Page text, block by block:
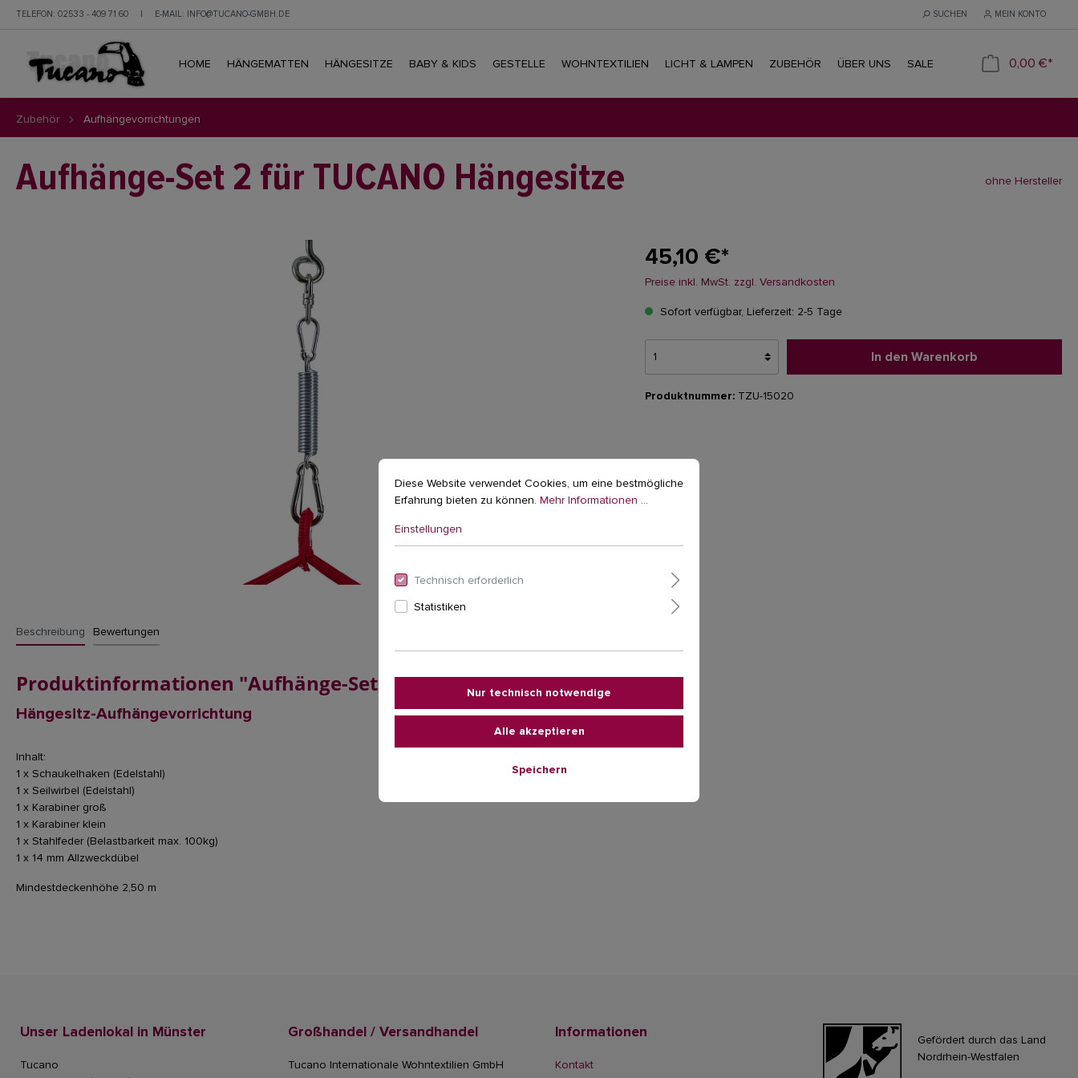
TELEFON: 02533 - 409 71 60 | E-MAIL: INFO@TUCANO-GMBH.DE SUCHEN MEIN KONTO
HOME HÄNGEMATTEN HÄNGESITZE BABY & KIDS GESTELLE WOHNTEXTILIEN LICHT & LAMPEN ZUBEHÖR ÜBER UNS SALE 0,00 €*
Zubehör Aufhängevorrichtungen
Aufhänge-Set 2 für TUCANO Hängesitze ohne Hersteller
45,10 €*
Preise inkl. MwSt. zzgl. Versandkosten
Sofort verfügbar, Lieferzeit: 2-5 Tage
In den Warenkorb
Produktnummer: TZU-15020
Beschreibung Bewertungen
Produktinformationen "Aufhänge-Set 2 für TUCANO Hängesitze"
Hängesitz-Aufhängevorrichtung
Inhalt:
1 x Schaukelhaken (Edelstahl)
1 x Seilwirbel (Edelstahl)
1 x Karabiner groß
1 x Karabiner klein
1 x Stahlfeder (Belastbarkeit max. 100kg)
1 x 14 mm Allzweckdübel
Mindestdeckenhöhe 2,50 m
Unser Ladenlokal in Münster
Tucano
Großhandel / Versandhandel
Tucano Internationale Wohntextilien GmbH
Informationen
Kontakt
Gefördert durch das Land
Nordrhein-Westfalen
Diese Website verwendet Cookies, um eine bestmögliche
Erfahrung bieten zu können. Mehr Informationen ...
Einstellungen
Technisch erforderlich
Statistiken
Nur technisch notwendige
Alle akzeptieren
Speichern